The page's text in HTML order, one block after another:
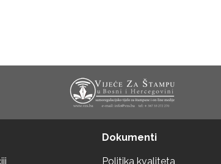
Dokumenti
Politika kvaliteta